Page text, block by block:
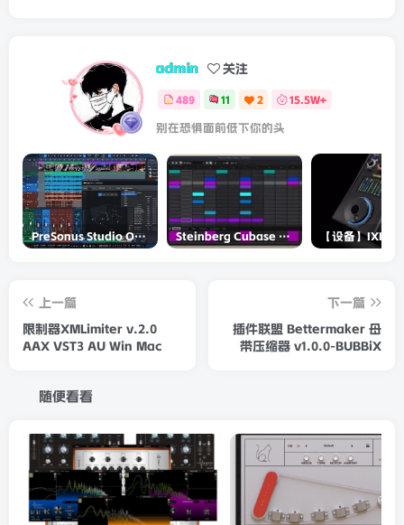
admin 关注
489 11 2 15.5W+
别在恐惧面前低下你的头
PreSonus Studio One Pro 7 v7.0.0 Incl Keygen-R2R Steinberg Cubase Pro 14 v14.0.5-R2R
上一篇
限制器XMLimiter v.2.0
AAX VST3 AU Win Mac
下一篇
插件联盟 Bettermaker 母
带压缩器 v1.0.0-BUBBiX
随便看看